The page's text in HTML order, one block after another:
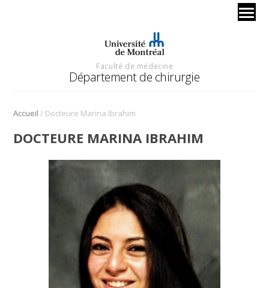
Faculté de médecine
Département de chirurgie
Accueil / Docteure Marina Ibrahim
DOCTEURE MARINA IBRAHIM